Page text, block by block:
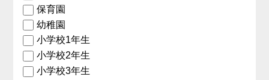
保育園
幼稚園
小学校1年生
小学校2年生
小学校3年生